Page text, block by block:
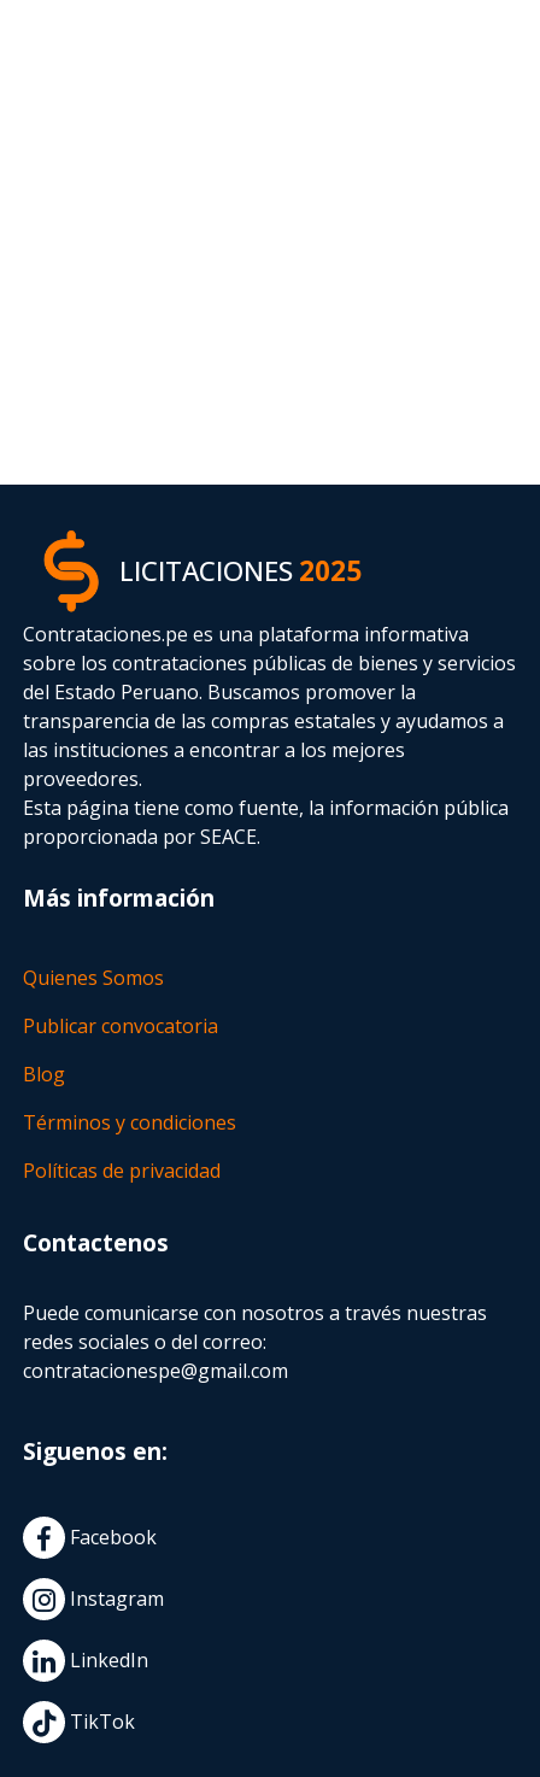
LICITACIONES2025
Contrataciones.pe es una plataforma informativa
sobre los contrataciones públicas de bienes y servicios
del Estado Peruano. Buscamos promover la
transparencia de las compras estatalesy ayudamos a
las instituciones a encontrar a los mejores
proveedores.
Esta página tiene como fuente, la información pública
proporcionada por SEACE.
Más información
Quienes Somos
Publicar convocatoria
Blog
Términos y condiciones
Políticas de privacidad
Contactenos
Puede comunicarse con nosotros a través nuestras
redes sociales o del correo:
contratacionespe@gmail.com
Siguenos en:
Facebook
Instagram
LinkedIn
TikTok